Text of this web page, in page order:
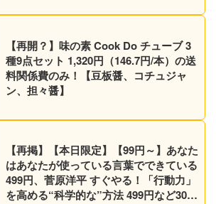
【再開？】味の素 Cook Do チューブ 3
種9点セット 1,320円（146.7円/本）の送
料関係費のみ！【豆板醤、コチュジャ
ン、担々醤】
【再掲】【本日限定】【99円～】あなた
はあなたが使っている言葉でできている
499円、菅原洋平 すぐやる！「行動力」
を高める“科学的な”方法 499円など30作